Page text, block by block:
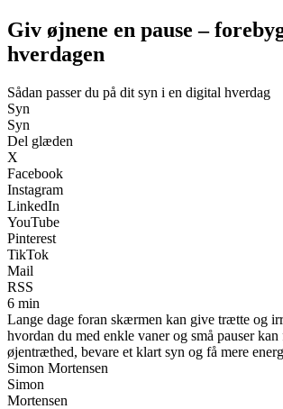
Giv øjnene en pause –
hverdagen
Sådan passer du på dit syn i en digital hverdag
Syn
Syn
Del glæden
X
Facebook
Instagram
LinkedIn
YouTube
Pinterest
TikTok
Mail
RSS
6 min
Lange dage foran skærmen kan give trætte og
hvordan du med enkle vaner og små pauser
øjentræthed, bevare et klart syn og få mere
Simon Mortensen
Simon
Mortensen